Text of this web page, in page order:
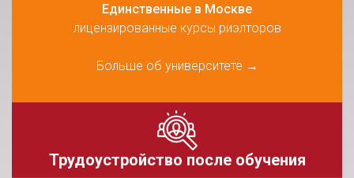
Единственные в Москве
лицензированные курсы риэлторов
Больше об университете →
Трудоустройство после обучения